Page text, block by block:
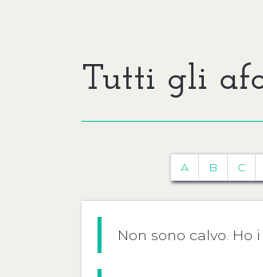
Tutti gli
A B C
Non sono calvo. Ho